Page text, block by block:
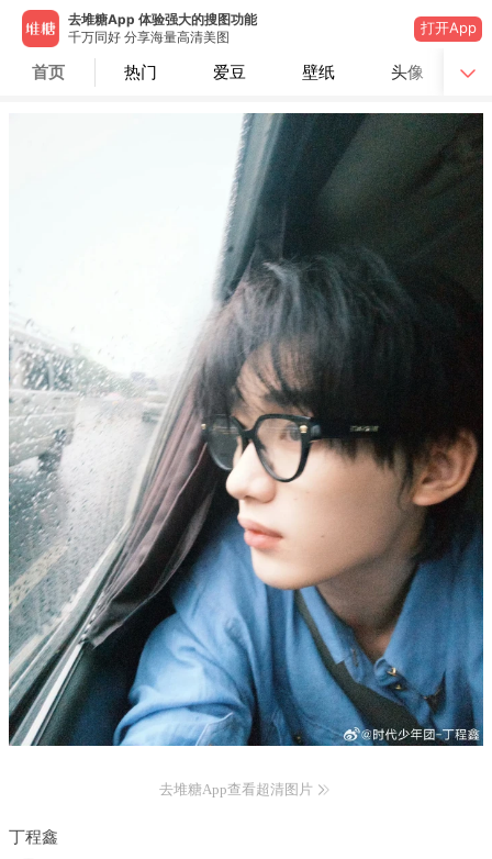
去堆糖App 体验强大的搜图功能
千万同好 分享海量高清美图
打开App
首页 热门 爱豆 壁纸 头像
去堆糖App查看超清图片
丁程鑫